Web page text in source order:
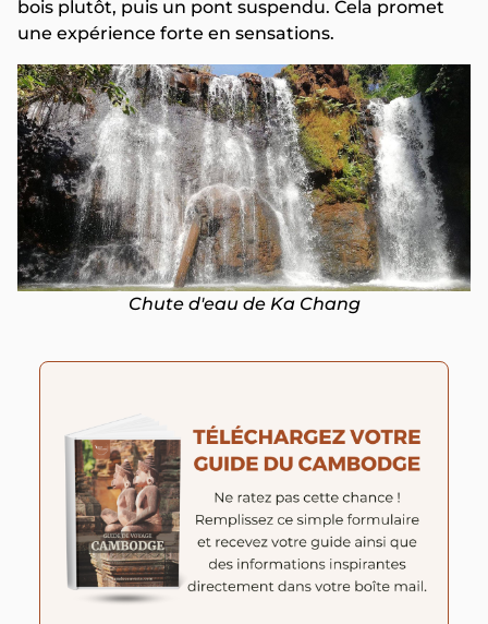
bois plutôt, puis un pont suspendu. Cela promet
une expérience forte en sensations.
Chute d'eau de Ka Chang